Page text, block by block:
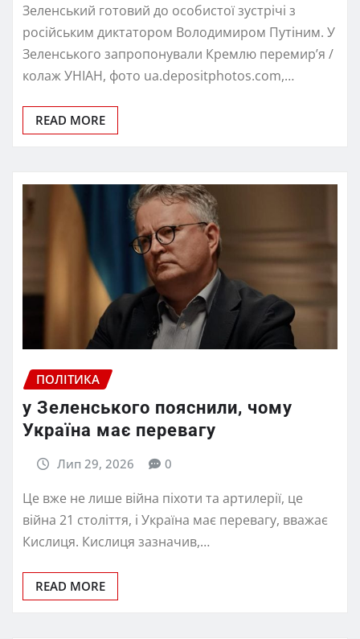
Зеленський готовий до особистої зустрічі з
російським диктатором Володимиром Путіним. У
Зеленського запропонували Кремлю перемир’я /
колаж УНІАН, фото ua.depositphotos.com,…
READ MORE
ПОЛІТИКА
у Зеленського пояснили, чому
Україна має перевагу
Лип 29, 2026 0
Це вже не лише війна піхоти та артилерії, це
війна 21 століття, і Україна має перевагу, вважає
Кислиця. Кислиця зазначив,…
READ MORE